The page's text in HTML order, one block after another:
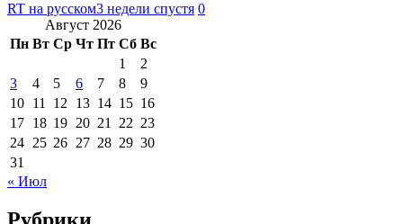
RT на русском3 недели спустя 0
Август 2026
Пн Вт Ср Чт Пт Сб Вс
1
2
3
4 5 6 7 8
9
10 11 12 13 14 15 16
17 18 19 20 21 22 23
24 25 26 27 28 29 30
31
« Июл